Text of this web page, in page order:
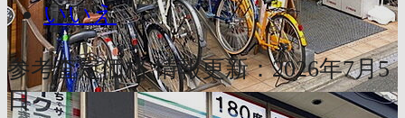
いいえ
参考査定価格 情報更新：2026年7月5
日